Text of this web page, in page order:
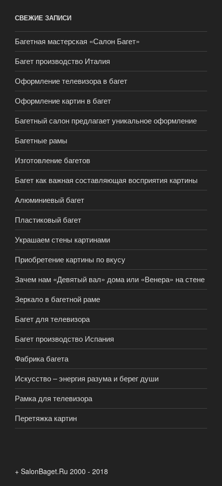
СВЕЖИЕ ЗАПИСИ
Багетная мастерская «Салон Багет»
Багет производство Италия
Оформление телевизора в багет
Оформление картин в багет
Багетный салон предлагает уникальное оформление
Багетные рамы
Изготовление багетов
Багет как важная составляющая восприятия картины
Алюминиевый багет
Пластиковый багет
Украшаем стены картинами
Приобретение картины по вкусу
Зачем нам «Девятый вал» дома или «Венера» на стене
Зеркало в багетной раме
Багет для телевизора
Багет производство Испания
Фабрика багета
Искусство – энергия разума и берег души
Рамка для телевизора
Перетяжка картин
+ SalonBaget.Ru 2000 - 2018